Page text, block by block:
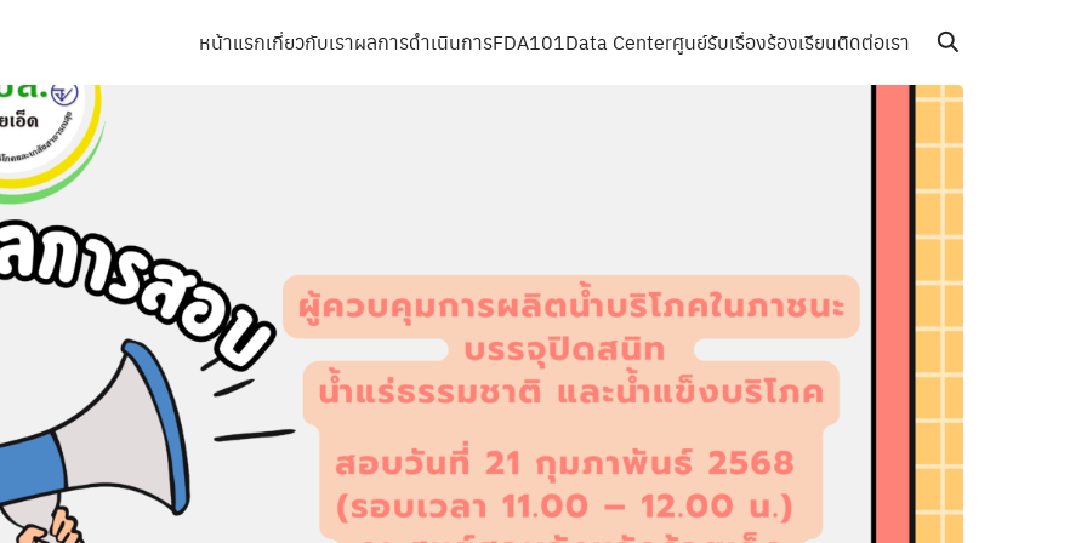
หน้าแรกเกี่ยวกับเราผลการดำเนินการFDA101Data Centerศูนย์รับเรื่องร้องเรียนติดต่อเรา